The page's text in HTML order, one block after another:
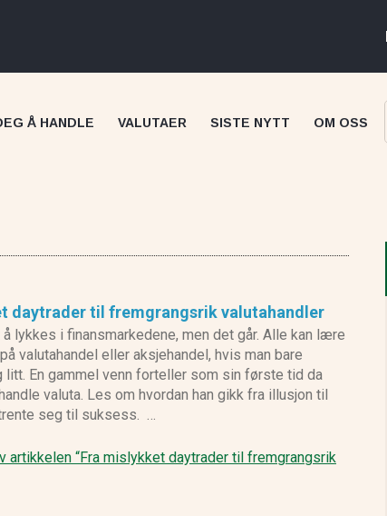
Skilling anmeldelse
NS Broker anmeldelse
Å HANDLE VALUTAER SISTE NYTT OM OSS
daytrader til fremgrangsrik valutahandler
lykkes i finansmarkedene, men det går. Alle kan lære
valutahandel eller aksjehandel, hvis man bare
litt. En gammel venn forteller som sin første tid da
valuta. Les om hvordan han gikk fra illusjon til
seg til suksess. …
artikkelen “Fra mislykket daytrader til fremgrangsrik